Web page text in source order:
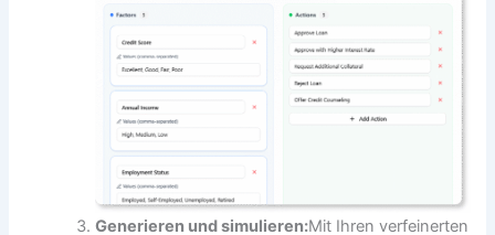
Generieren und simulieren:Mit Ihren verfeinerten